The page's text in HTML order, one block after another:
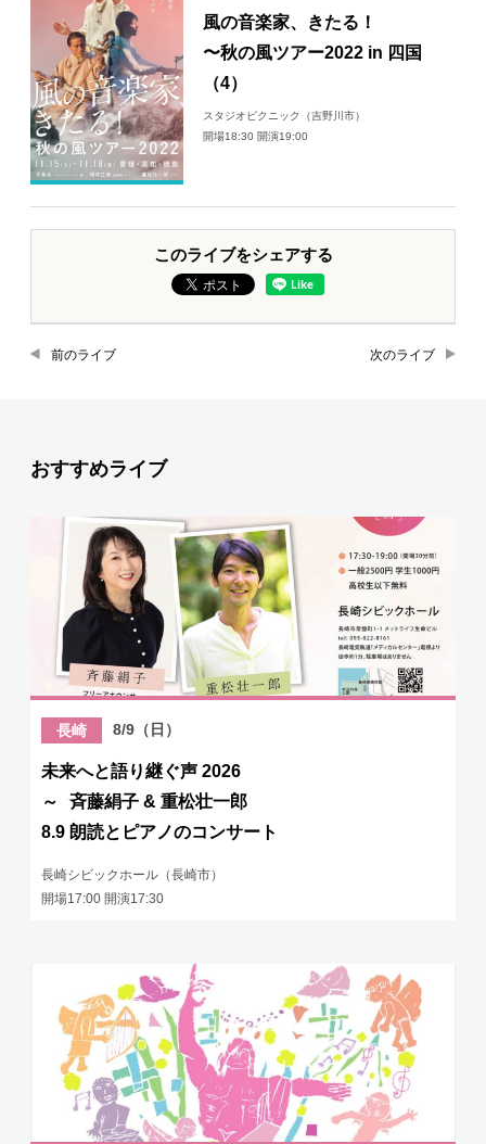
風の音楽家、きたる！
〜秋の風ツアー2022 in 四国
（4）
スタジオピクニック（吉野川市）
開場18:30 開演19:00
このライブをシェアする
前のライブ 次のライブ
おすすめライブ
長崎 8/9（日）
未来へと語り継ぐ声 2026
～ 斉藤絹子 & 重松壮一郎
8.9 朗読とピアノのコンサート
長崎シビックホール（長崎市）
開場17:00 開演17:30